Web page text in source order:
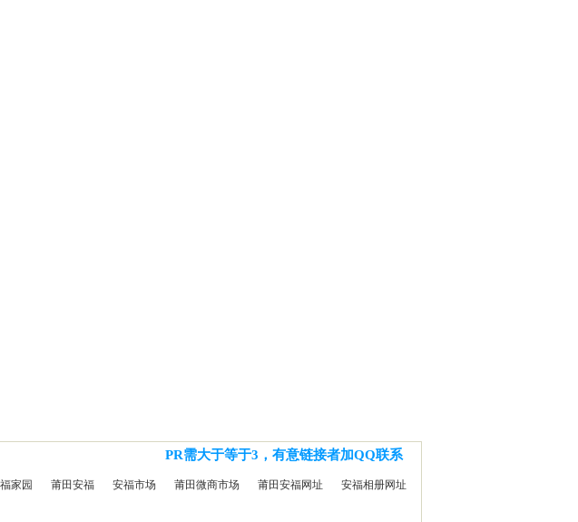
PR需大于等于3，有意链接者加QQ联系
家园 莆田安福 安福市场 莆田微商市场 莆田安福网址 安福相册网址